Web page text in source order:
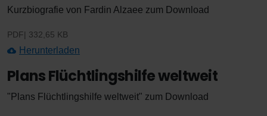
Kurzbiografie von Fardin Alzaee zum Download
PDF 332,65 KB
Herunterladen
Plans Flüchtlingshilfe weltweit
"Plans Flüchtlingshilfe weltweit" zum Download